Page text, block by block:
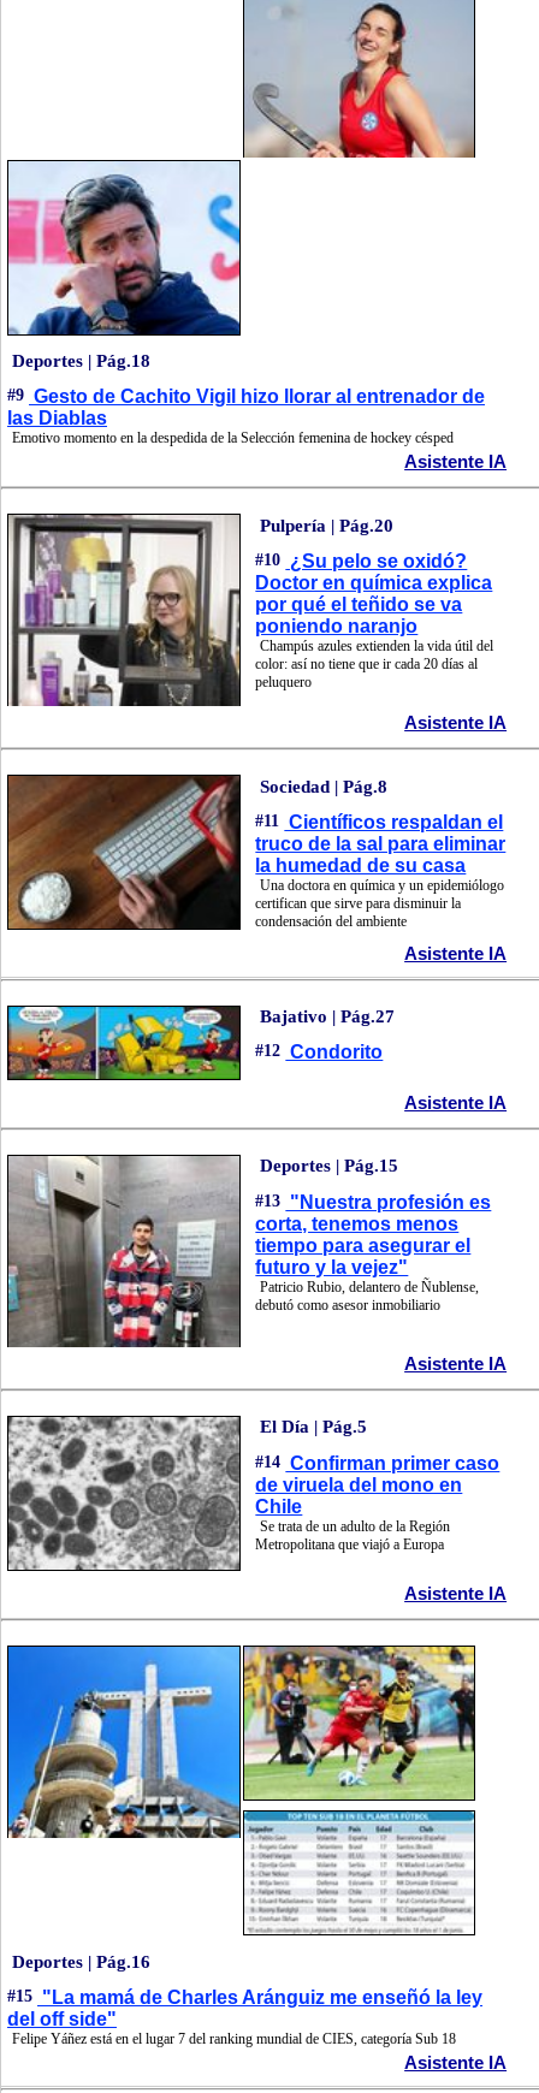
Deportes | Pág.18
#9 Gesto de Cachito Vigil hizo llorar al entrenador de
las Diablas
Emotivo momento en la despedida de la Selección femenina de hockey césped
Asistente IA
Pulpería | Pág.20
#10 ¿Su pelo se oxidó?
Doctor en química explica
por qué el teñido se va
poniendo naranjo
Champús azules extienden la vida útil del
color: así no tiene que ir cada 20 días al
peluquero
Asistente IA
Sociedad | Pág.8
#11 Científicos respaldan el
truco de la sal para eliminar
la humedad de su casa
Una doctora en química y un epidemiólogo
certifican que sirve para disminuir la
condensación del ambiente
Asistente IA
Bajativo | Pág.27
#12 Condorito
Asistente IA
Deportes | Pág.15
#13 "Nuestra profesión es
corta, tenemos menos
tiempo para asegurar el
futuro y la vejez"
Patricio Rubio, delantero de Ñublense,
debutó como asesor inmobiliario
Asistente IA
El Día | Pág.5
#14 Confirman primer caso
de viruela del mono en
Chile
Se trata de un adulto de la Región
Metropolitana que viajó a Europa
Asistente IA
Deportes | Pág.16
#15 "La mamá de Charles Aránguiz me enseñó la ley
del off side"
Felipe Yáñez está en el lugar 7 del ranking mundial de CIES, categoría Sub 18
Asistente IA